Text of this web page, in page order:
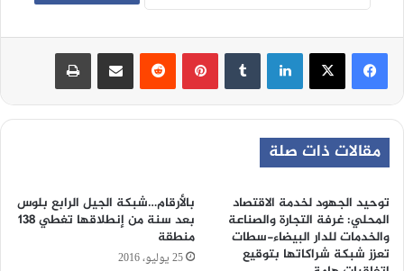
لينكدإن بينتيريست
مقالات ذات صلة
توحيد الجهود لخدمة الاقتصاد
المحلي: غرفة التجارة والصناعة
والخدمات للدار البيضاء-سطات
تعزز شبكة شراكاتها بتوقيع
بالأرقام…شبكة الجيل الرابع بلوس
بعد سنة من إنطلاقها تغطي 138
منطقة
25 يوليو، 2016